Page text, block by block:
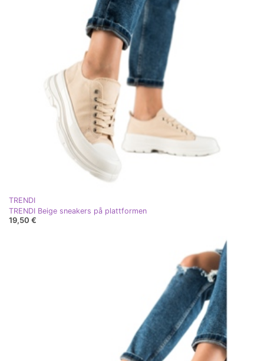
TRENDI
TRENDI Beige sneakers på plattformen
19,50 €